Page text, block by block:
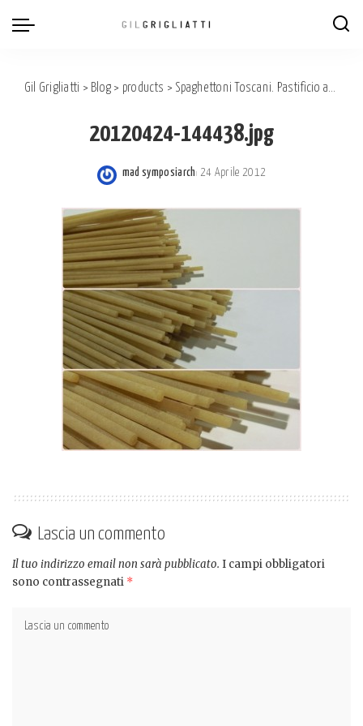
Gil Grigliatti > Blog > products > Spaghettoni Toscani. Pastificio artigiano Fabbri.
20120424-144438.jpg
Posted
mad symposiarch 24 Aprile 2012
Lascia un commento
Il tuo indirizzo email non sarà pubblicato. I campi obbligatori
sono contrassegnati *